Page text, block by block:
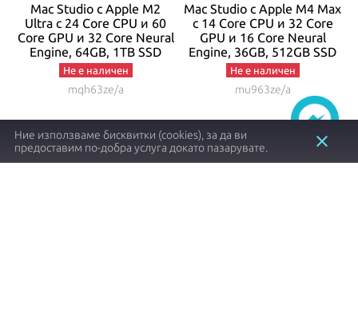
Mac Studio с Apple M2
Ultra с 24 Core CPU и 60
Core GPU и 32 Core Neural
Engine, 64GB, 1TB SSD
Не е наличен
mqh63ze/a
Mac Studio с Apple M4 Max
с 14 Core CPU и 32 Core
GPU и 16 Core Neural
Engine, 36GB, 512GB SSD
Не е наличен
mu963ze/a
Ние използваме бисквитки (cookies), за да ви
предоставим по-добра услуга докато пазарувате.
close